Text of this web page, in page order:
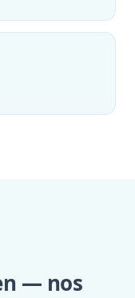
— nos